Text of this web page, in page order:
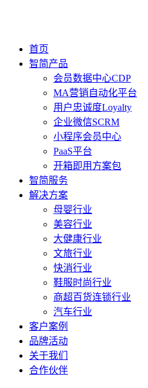
首页
智简产品
会员数据中心CDP
MA营销自动化平台
用户忠诚度Loyalty
企业微信SCRM
小程序会员中心
PaaS平台
开箱即用方案包
智简服务
解决方案
母婴行业
美容行业
大健康行业
文旅行业
快消行业
鞋服时尚行业
商超百货连锁行业
汽车行业
客户案例
品牌活动
关于我们
合作伙伴